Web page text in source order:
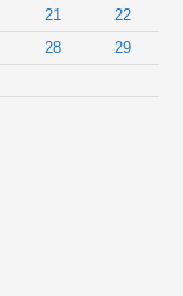
21
22
28
29